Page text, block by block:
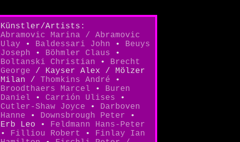
Künstler/Artists:
Abramovic Marina / Abramovic
Ulay • Baldessari John • Beuys
Joseph • Böhmler Claus •
Boltanski Christian • Brecht
George / Kayser Alex / Mölzer
Milan / Thomkins André •
Broodthaers Marcel • Buren
Daniel • Carrión Ulises •
Cutler-Shaw Joyce • Darboven
Hanne • Downsbrough Peter
•
Erb Leo • Feldmann Hans-Peter
• Filliou Robert • Finlay Ian